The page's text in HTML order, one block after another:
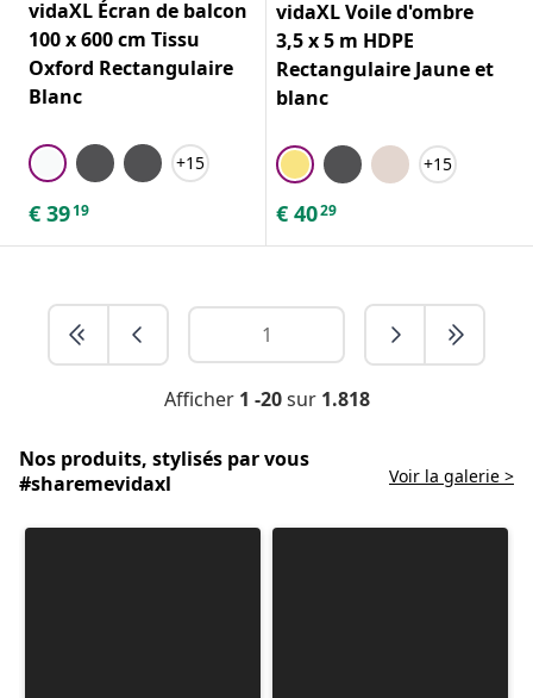
vidaXL Écran de balcon
100 x 600 cm Tissu
Oxford Rectangulaire
Blanc
+15
€ 3919
vidaXL Voile d'ombre
3,5 x 5 m HDPE
Rectangulaire Jaune et
blanc
+15
€ 4029
Afficher 1 -20sur 1.818
Nos produits, stylisés par vous
#sharemevidaxl
Voir la galerie >